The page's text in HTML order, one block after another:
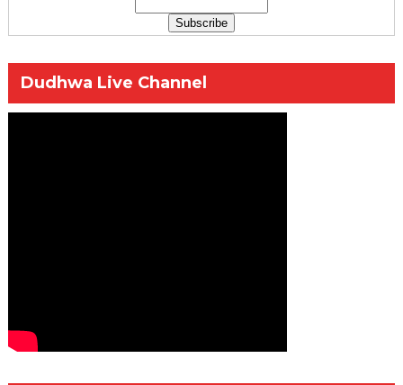
Dudhwa Live Channel